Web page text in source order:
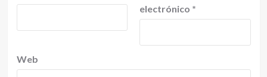
electrónico *
Web